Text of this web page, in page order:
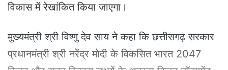
विकास में रेखांकित किया जाएगा।
मुख्यमंत्री श्री विष्णु देव साय ने कहा कि छत्तीसगढ़ सरकार
प्रधानमंत्री श्री नरेंद्र मोदी के विकसित भारत 2047